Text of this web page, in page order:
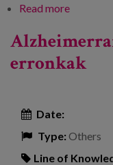
Read moreabout
erronkak
Date:
Type:Others
Line of